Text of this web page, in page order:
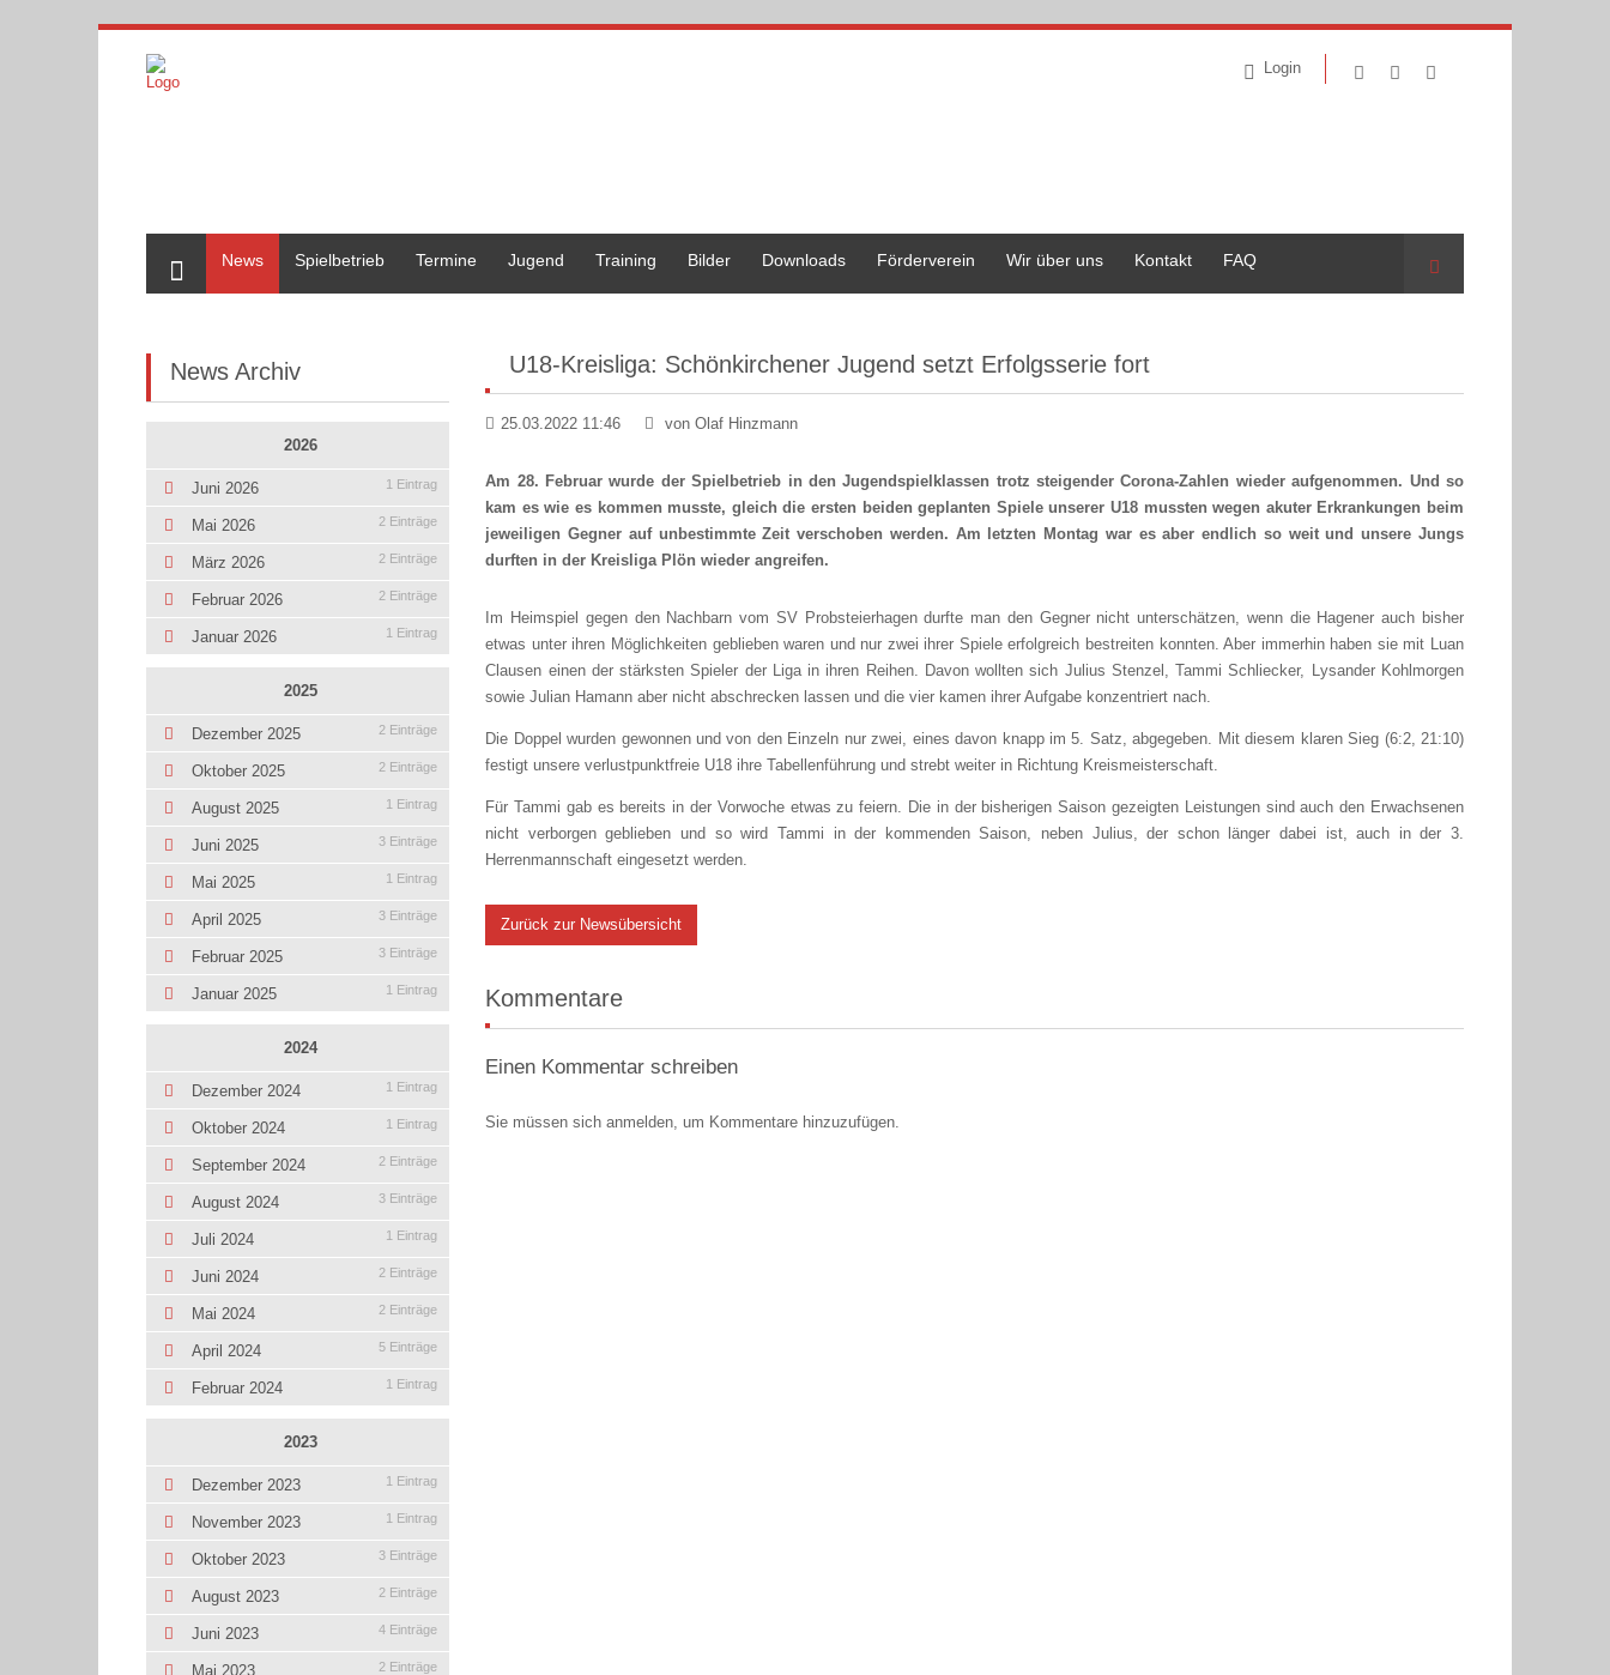
Login
News
Spielbetrieb Termine Jugend Training Bilder Downloads Förderverein Wir über uns Kontakt FAQ Suche
U18-Kreisliga: Schönkirchener Jugend setzt Erfolgsserie fort
25.03.2022 11:46 von Olaf Hinzmann
Am 28. Februar wurde der Spielbetrieb in den Jugendspielklassen trotz steigender Corona-Zahlen wieder aufgenommen. Und so
kam es wie es kommen musste, gleich die ersten beiden geplanten Spiele unserer U18 mussten wegen akuter Erkrankungen beim
jeweiligen Gegner auf unbestimmte Zeit verschoben werden. Am letzten Montag war es aber endlich so weit und unsere Jungs
durften in der Kreisliga Plön wieder angreifen.
Im Heimspiel gegen den Nachbarn vom SV Probsteierhagen durfte man den Gegner nicht unterschätzen, wenn die Hagener auch bisher
etwas unter ihren Möglichkeiten geblieben waren und nur zwei ihrer Spiele erfolgreich bestreiten konnten. Aber immerhin haben sie mit Luan
Clausen einen der stärksten Spieler der Liga in ihren Reihen. Davon wollten sich Julius Stenzel, Tammi Schliecker, Lysander Kohlmorgen
sowie Julian Hamann aber nicht abschrecken lassen und die vier kamen ihrer Aufgabe konzentriert nach.
Die Doppel wurden gewonnen und von den Einzeln nur zwei, eines davon knapp im 5. Satz, abgegeben. Mit diesem klaren Sieg (6:2, 21:10)
festigt unsere verlustpunktfreie U18 ihre Tabellenführung und strebt weiter in Richtung Kreismeisterschaft.
Für Tammi gab es bereits in der Vorwoche etwas zu feiern. Die in der bisherigen Saison gezeigten Leistungen sind auch den Erwachsenen
nicht verborgen geblieben und so wird Tammi in der kommenden Saison, neben Julius, der schon länger dabei ist, auch in der 3.
Herrenmannschaft eingesetzt werden.
Zurück zur Newsübersicht
Kommentare
Einen Kommentar schreiben
Sie müssen sich anmelden, um Kommentare hinzuzufügen.
News Archiv
2026
Juni 2026 1 Eintrag
Mai 2026 2 Einträge
März 2026 2 Einträge
Februar 2026 2 Einträge
Januar 2026 1 Eintrag
2025
Dezember 2025 2 Einträge
Oktober 2025 2 Einträge
August 2025 1 Eintrag
Juni 2025 3 Einträge
Mai 2025 1 Eintrag
April 2025 3 Einträge
Februar 2025 3 Einträge
Januar 2025 1 Eintrag
2024
Dezember 2024 1 Eintrag
Oktober 2024 1 Eintrag
September 2024 2 Einträge
August 2024 3 Einträge
Juli 2024 1 Eintrag
Juni 2024 2 Einträge
Mai 2024 2 Einträge
April 2024 5 Einträge
Februar 2024 1 Eintrag
2023
Dezember 2023 1 Eintrag
November 2023 1 Eintrag
Oktober 2023 3 Einträge
August 2023 2 Einträge
Juni 2023 4 Einträge
Mai 2023 2 Einträge